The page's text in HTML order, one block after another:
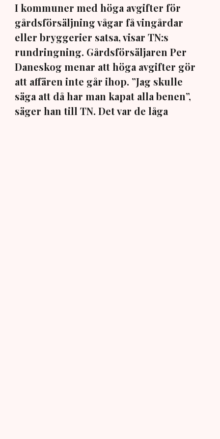
I kommuner med höga avgifter för
gårdsförsäljning vågar få vingårdar
eller bryggerier satsa, visar TN:s
rundringning. Gårdsförsäljaren Per
Daneskog menar att höga avgifter gör
att affären inte går ihop. ”Jag skulle
säga att då har man kapat alla benen”,
säger han till TN. Det var de låga